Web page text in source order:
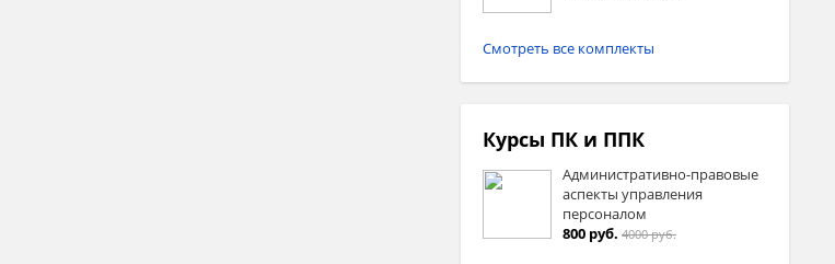
Смотреть все комплекты
Курсы ПК и ППК
Административно-правовые
аспекты управления
персоналом
800 руб. 4000 руб.